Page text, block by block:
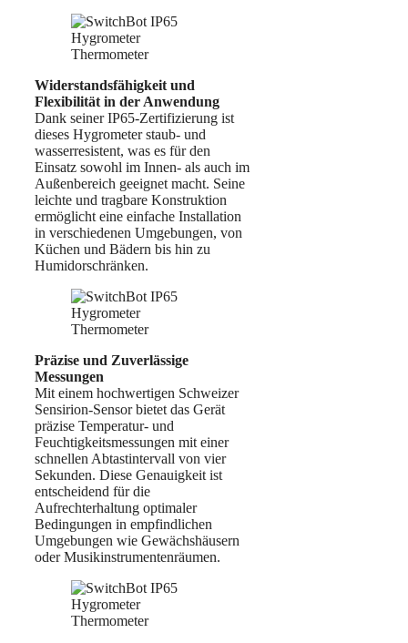
Widerstandsfähigkeit und
Flexibilität in der Anwendung
Dank seiner IP65-Zertifizierung ist
dieses Hygrometer staub- und
wasserresistent, was es für den
Einsatz sowohl im Innen- als auch im
Außenbereich geeignet macht. Seine
leichte und tragbare Konstruktion
ermöglicht eine einfache Installation
in verschiedenen Umgebungen, von
Küchen und Bädern bis hin zu
Humidorschränken.
Präzise und Zuverlässige
Messungen
Mit einem hochwertigen Schweizer
Sensirion-Sensor bietet das Gerät
präzise Temperatur- und
Feuchtigkeitsmessungen mit einer
schnellen Abtastintervall von vier
Sekunden. Diese Genauigkeit ist
entscheidend für die
Aufrechterhaltung optimaler
Bedingungen in empfindlichen
Umgebungen wie Gewächshäusern
oder Musikinstrumentenräumen.